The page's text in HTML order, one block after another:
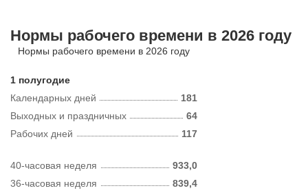
Нормы рабочего времени в 2026 году
Нормы рабочего времени в 2026 году
1 полугодие
Календарных дней
181
Рабочих дней 117
Выходных и праздничных 64
40-часовая неделя
933,0
36-часовая неделя
839,4